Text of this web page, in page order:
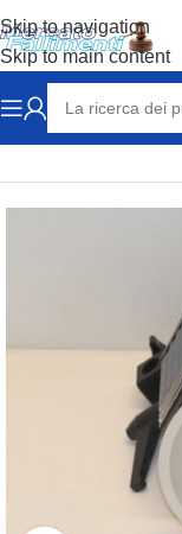
Skip to navigation
Skip to main content
Home FOTOGRAFIA